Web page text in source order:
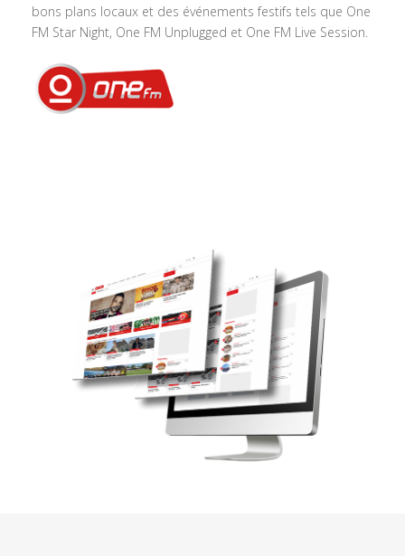
bons plans locaux et des événements festifs tels que One
FM Star Night, One FM Unplugged et One FM Live Session.